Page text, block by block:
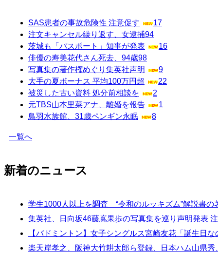
SAS患者の事故危険性 注意促す
17
注文キャンセル繰り返す、女逮捕94
茨城も「パスポート」知事が発表
16
俳優の寿美花代さん死去、94歳98
写真集の著作権めぐり集英社声明
9
大手の夏ボーナス 平均100万円超
22
被災した古い資料 処分前相談を
2
元TBS山本里菜アナ、離婚を報告
1
鳥羽水族館、31歳ペンギン永眠
8
一覧へ
新着のニュース
学生1000人以上を調査 “令和のルッキズム”解説書の
集英社、日向坂46藤嶌果歩の写真集を巡り声明発表
【バドミントン】女子シングルス宮崎友花「誕生日
楽天岸孝之、阪神大竹耕太郎ら登録、日本ハム山県